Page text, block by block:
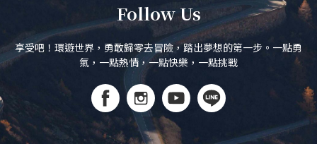
Follow Us
享受吧！環遊世界，勇敢歸零去冒險，踏出夢想的第一步。一點勇
氣，一點熱情，一點快樂，一點挑戰